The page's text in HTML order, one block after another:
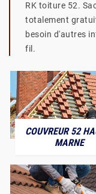
RK toiture 52.
totalement
besoin d'autres
fil.
COUVREUR 52
MARNE